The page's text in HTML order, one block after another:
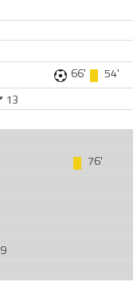
66'
54'
13
76'
9